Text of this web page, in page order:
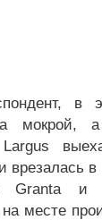
мокрой,
Largus
врезалась
Granta и
на месте